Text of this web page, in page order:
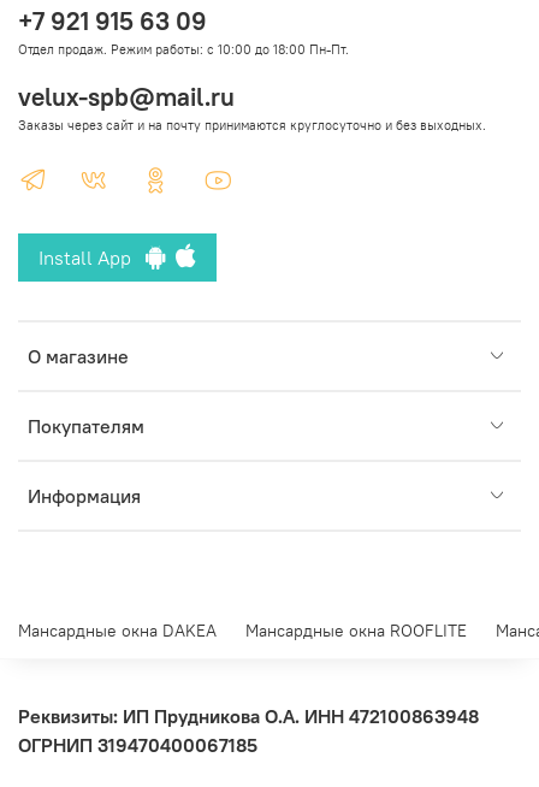
О магазине
Покупателям
Информация
Install App
+7 921 915 63 09
Отдел продаж. Режим работы: с 10:00 до 18:00 Пн-Пт.
velux-spb@mail.ru
Заказы через сайт и на почту принимаются круглосуточно и без выходных.
Мансардные окна DAKEA Мансардные окна ROOFLITE
Реквизиты: ИП Прудникова О.А. ИНН 472100863948
ОГРНИП 319470400067185